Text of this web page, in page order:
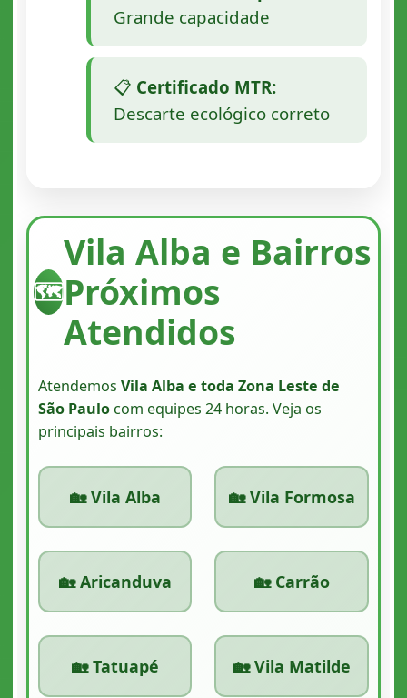
Grande capacidade
📋 Certificado MTR:
Descarte ecológico correto
🗺️
Vila Alba e Bairros
Próximos
Atendidos
Atendemos Vila Alba e toda Zona Leste de
São Paulocom equipes 24 horas. Veja os
principais bairros:
🏡 Vila Alba 🏡 Vila Formosa
🏡 Aricanduva 🏡 Carrão
🏡 Tatuapé 🏡 Vila Matilde